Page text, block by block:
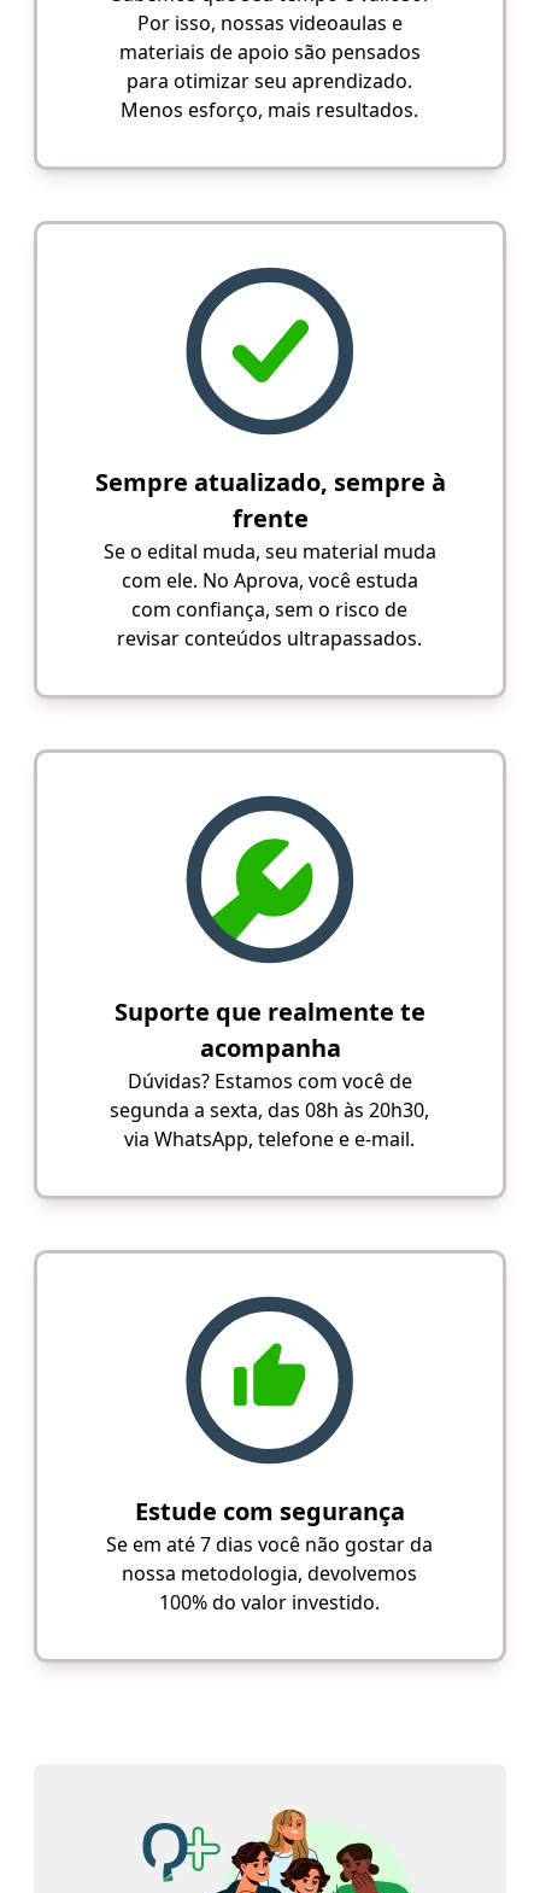
Por isso, nossas videoaulas e
materiais de apoio são pensados
para otimizar seu aprendizado.
Menos esforço, mais resultados.
Sempre atualizado, sempre à
frente
Se o edital muda, seu material muda
com ele. No Aprova, você estuda
com confiança, sem o risco de
revisar conteúdos ultrapassados.
Suporte que realmente te
acompanha
Dúvidas? Estamos com você de
segunda a sexta, das 08h às 20h30,
via WhatsApp, telefone e e-mail.
Estude com segurança
Se em até 7 dias você não gostar da
nossa metodologia, devolvemos
100% do valor investido.